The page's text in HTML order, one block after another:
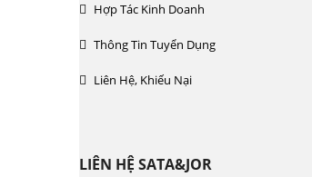
Hợp Tác Kinh Doanh
Thông Tin Tuyển Dụng
Liên Hệ, Khiếu Nại
LIÊN HỆ SATA&JOR